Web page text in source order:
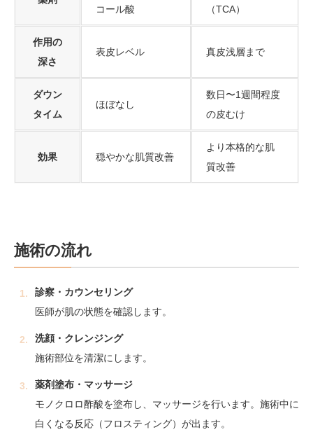
コール酸
（TCA）
作用の
深さ
表皮レベル 真皮浅層まで
ダウン
タイム
ほぼなし
数日〜1週間程度
の皮むけ
効果 穏やかな肌質改善
より本格的な肌
質改善
施術の流れ
診察・カウンセリング
医師が肌の状態を確認します。
洗顔・クレンジング
施術部位を清潔にします。
薬剤塗布・マッサージ
モノクロロ酢酸を塗布し、マッサージを行います。施術中に
白くなる反応（フロスティング）が出ます。